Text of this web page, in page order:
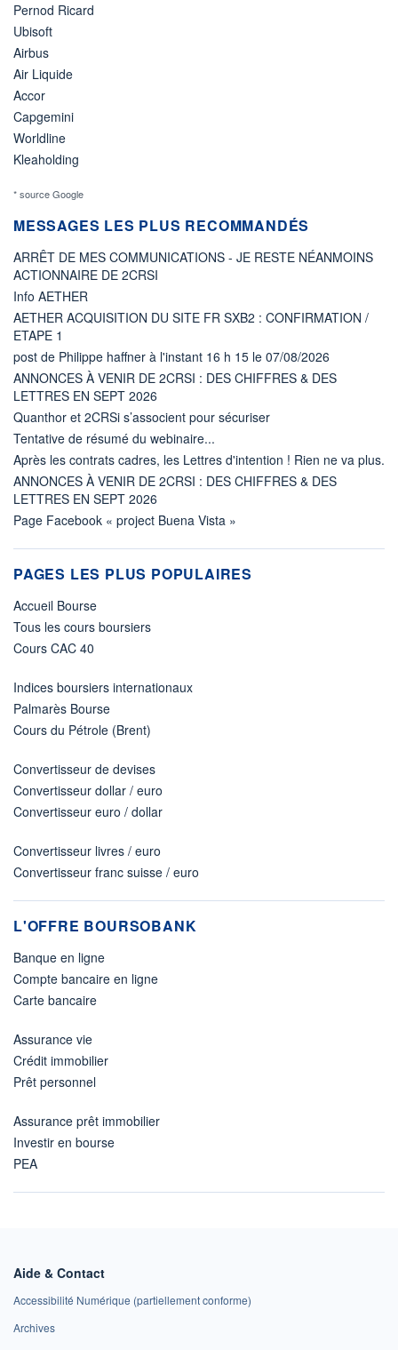
Pernod Ricard
Ubisoft
Airbus
Air Liquide
Accor
Capgemini
Worldline
Kleaholding
* source Google
MESSAGES LES PLUS RECOMMANDÉS
ARRÊT DE MES COMMUNICATIONS - JE RESTE NÉANMOINS
ACTIONNAIRE DE 2CRSI
Info AETHER
AETHER ACQUISITION DU SITE FR SXB2 : CONFIRMATION /
ETAPE 1
post de Philippe haffner à l'instant 16 h 15 le 07/08/2026
ANNONCES À VENIR DE 2CRSI : DES CHIFFRES & DES
LETTRES EN SEPT 2026
Quanthor et 2CRSi s’associent pour sécuriser
Tentative de résumé du webinaire...
Après les contrats cadres, les Lettres d'intention ! Rien ne va plus.
ANNONCES À VENIR DE 2CRSI : DES CHIFFRES & DES
LETTRES EN SEPT 2026
Page Facebook « project Buena Vista »
PAGES LES PLUS POPULAIRES
Accueil Bourse
Tous les cours boursiers
Cours CAC 40
Indices boursiers internationaux
Palmarès Bourse
Cours du Pétrole (Brent)
Convertisseur de devises
Convertisseur dollar / euro
Convertisseur euro / dollar
Convertisseur livres / euro
Convertisseur franc suisse / euro
L'OFFRE BOURSOBANK
Banque en ligne
Compte bancaire en ligne
Carte bancaire
Assurance vie
Crédit immobilier
Prêt personnel
Assurance prêt immobilier
Investir en bourse
PEA
Aide & Contact
Accessibilité Numérique (partiellement conforme)
Archives